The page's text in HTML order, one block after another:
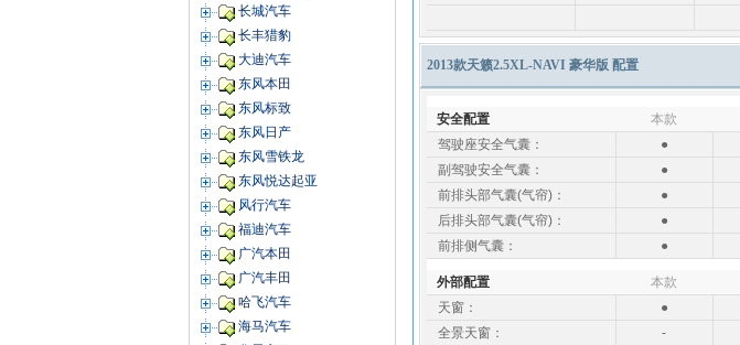
2013款天籁2.5XL-NAVI 豪华版 配置
安全配置 本款
驾驶座安全气囊：
●
副驾驶安全气囊：
●
前排头部气囊(气帘)：
●
后排头部气囊(气帘)：
●
前排侧气囊：
●
外部配置 本款
天窗：
●
全景天窗：
-
长城汽车
长丰猎豹
大迪汽车
东风本田
东风标致
东风日产
东风雪铁龙
东风悦达起亚
风行汽车
福迪汽车
广汽本田
广汽丰田
哈飞汽车
海马汽车